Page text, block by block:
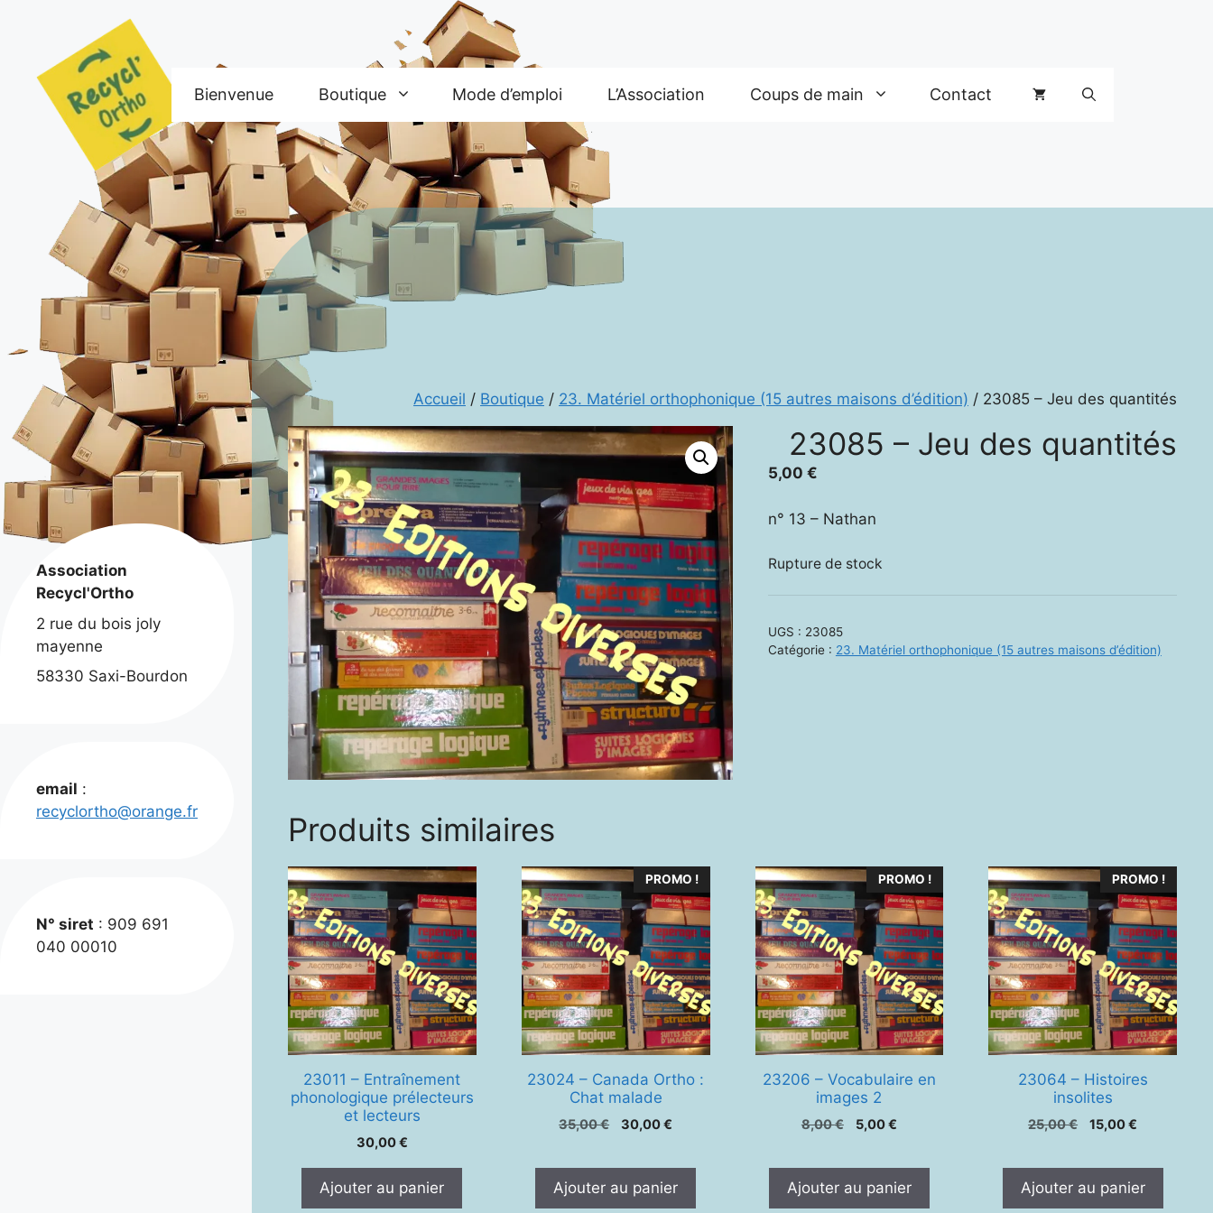
Bienvenue Boutique Mode d’emploi L’Association Coups de main Contact
Accueil / Boutique / 23. Matériel orthophonique (15 autres maisons d’édition) / 23085 – Jeu des quantités
23085 – Jeu des quantités
5,00 €
n° 13 – Nathan
Rupture de stock
UGS : 23085
Catégorie : 23. Matériel orthophonique (15 autres maisons d’édition)
Produits similaires
23011 – Entraînement
phonologique prélecteurs
et lecteurs
30,00€
Ajouter au panier
PROMO !
23024 – Canada Ortho :
Chat malade
35,00€
Le
35,00 €.
30,00€
Ajouter au panier
PROMO !
23206 – Vocabulaire en
images 2
8,00€
Le
8,00 €.
5,00€Le
est :
5,00 €.
Ajouter au panier
PROMO !
23064 – Histoires
insolites
25,00€
Le
25,00 €.
15,00€
Ajouter au panier
Association
Recycl'Ortho
2 rue du bois joly
mayenne
58330 Saxi-Bourdon
email :
recyclortho@orange.fr
N° siret : 909 691
040 00010